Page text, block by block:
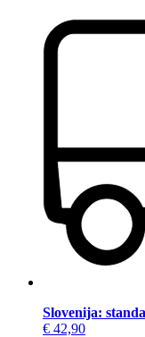
Slovenija:
€ 42,90